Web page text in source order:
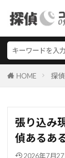
HOME 探
張り込み
偵あるあ
2026年7月27